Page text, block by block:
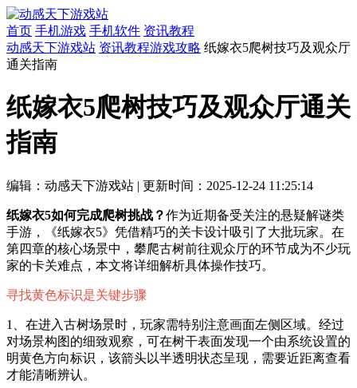
首页 手机游戏 手机软件 资讯教程
动感天下游戏站 资讯教程游戏攻略 纸嫁衣5爬树技巧及观众厅
通关指南
纸嫁衣5爬树技巧及观众厅通关
指南
编辑：动感天下游戏站 | 更新时间：2025-12-24 11:25:14
纸嫁衣5如何完成爬树挑战？作为近期备受关注的悬疑解谜类
手游，《纸嫁衣5》凭借精巧的关卡设计吸引了大批玩家。在
第四章的核心场景中，攀爬古树前往观众厅的环节成为不少玩
家的卡关难点，本文将详细解析具体操作技巧。
寻找黄色标识是关键步骤
1、在进入古树场景时，玩家需特别注意画面左侧区域。经过
对场景构图的细致观察，可在树干表面发现一个由系统设置的
明黄色方向标识，该箭头以半透明状态呈现，需要近距离查看
才能清晰辨认。